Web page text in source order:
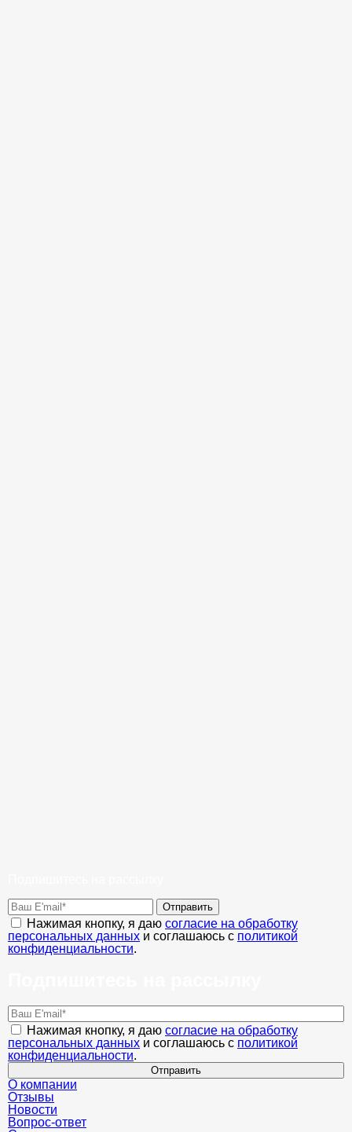
Отправить
Нажимая кнопку, я даю согласие на обработку
персональных данных и соглашаюсь с политикой
конфиденциальности.
Нажимая кнопку, я даю согласие на обработку
персональных данных и соглашаюсь с политикой
конфиденциальности.
Отправить
О компании
Отзывы
Новости
Вопрос-ответ